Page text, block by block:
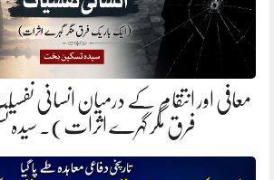
معافی اور انتقام کے درمیان انسانی
فرق مگر گہرے اثرات). سیدہ